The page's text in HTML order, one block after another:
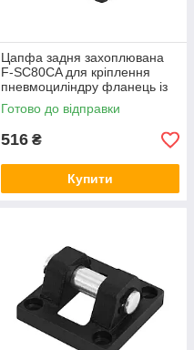
Цапфа задня захоплювана
F-SC80CA для кріплення
пневмоциліндру фланець із
провушиною, охоплювана
підвіска
Готово до відправки
516 ₴
Купити